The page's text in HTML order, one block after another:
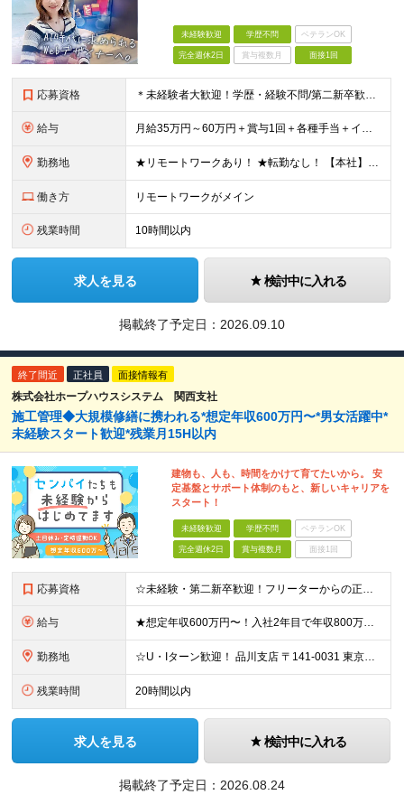
未経験歓迎 学歴不問 ベテランOK
完全週休2日 賞与複数月 面接1回
応募資格 ＊未経験者大歓迎！学歴・経験不問/第二新卒歓迎/6ヶ月の充実研修/WEB面接可能＊ ▼未経験歓迎＆完全ポテンシャル採用！▼ 基礎のキソから学べる研修があるので経験は一切不問！ 面接では「あなたの想
給与 月給35万円～60万円＋賞与1回＋各種手当＋インセンティブ ★Point：経験者の方は100％年収UPでの待遇提示も可能！ 【インセンティブについて】 プロジェクト報酬：PJ単価に応じて支給 ※
勤務地 ★リモートワークあり！ ★転勤なし！ 【本社】東京都港区虎ノ門1-16-16 虎ノ門一丁目MGビル ∟虎ノ門駅から徒歩3分のピカピカのオフィス ※その他、1都3県を中心としたプロジェクト先 ※親会
働き方 リモートワークがメイン
残業時間 10時間以内
求人を見る 検討中に入れる
掲載終了予定日： 2026.09.10
終了間近 正社員 面接情報有
株式会社ホープハウスシステム 関西支社
施工管理◆大規模修繕に携われる*想定年収600万円〜*男女活躍中*
未経験スタート歓迎*残業月15H以内
建物も、人も、時間をかけて育てたいから。 安
定基盤とサポート体制のもと、新しいキャリアを
スタート！
未経験歓迎 学歴不問 ベテランOK
完全週休2日 賞与複数月 面接1回
応募資格 ☆未経験・第二新卒歓迎！フリーターからの正社員デビューも応援◎ ☆雇用形態、転職回数は一切不問です！ ◆普通自動車免許（AT限定可）をお持ちの方 ◆学歴不問 ★こんな方にピッタリ★ ・人とコミュニケ
給与 ★想定年収600万円〜！入社2年目で年収800万円の実績あり ★経験者の方は月給30万円以上＆前給保証！ 月給27万円〜＋各種手当＋賞与年2回 ※これまでのご経験やスキルに応じて加給・優遇いたします
勤務地 ☆U・Iターン歓迎！ 品川支店 〒141-0031 東京都品川区西五反田8-1-14 最勝ビル 11F 横浜支店 〒141-0031 東京都品川区西五反田8-1-14 最勝ビル 11F 新潟支店
残業時間 20時間以内
求人を見る 検討中に入れる
掲載終了予定日： 2026.08.24